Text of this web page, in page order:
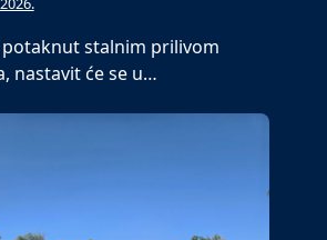
stalnim prilivom
nastavit će se u…